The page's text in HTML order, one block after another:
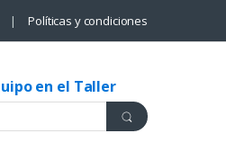
Políticas y condiciones
en el Taller